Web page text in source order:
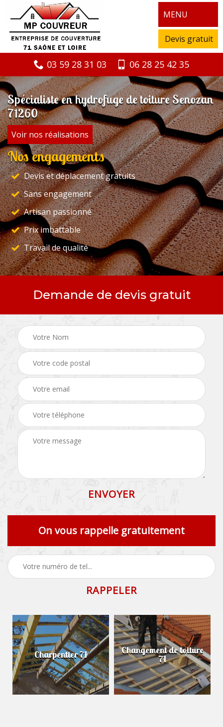
MENU
Devis gratuit
03 59 28 31 03 06 28 25 42 35
Spécialiste en hydrofuge de toiture Senozan
71260
Voir nos réalisations
Nos engagements
Devis et déplacement gratuits
Sans engagement
Artisan passionné
Prix imbattable
Travail de qualité
Demande de devis gratuit
On vous rappelle gratuitement
Charpentier 71 Changement de toiture
71